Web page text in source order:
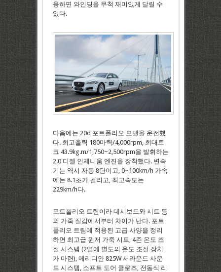
용하면 와인딩을 무척 재미있게 달릴 수
있다.
다음에는 20d 포트폴리오 모델을 운전했
다. 최고출력 180마력/4,000rpm, 최대토
크 43.9kg.m/1,750~2,500rpm을 발휘하는
2.0 디젤 인제니움 엔진을 장착했다. 변속
기는 역시 자동 8단이고, 0~100km/h 가속
에는 8.1초가 걸리고, 최고속도는
229km/h다.
포트폴리오 트림이라 데시보드와 시트 등
의 가죽 질감에서부터 차이가 난다. 포트
폴리오 트림에 적용된 고급 사양을 정리
하면 최고급 윈저 가죽 시트, 4존 온도 조
절 시스템 (2열에 별도의 온도 조절 장치
가 마련), 메리디안 825W 서라운드 사운
드 시스템, 소프트 도어 클로즈, 전동식 리